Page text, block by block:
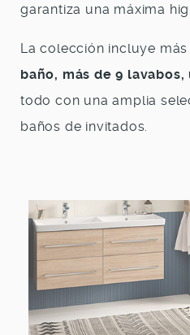
garantiza una máxima
La colección incluye
baño, más de 9
todo con una amplia
baños de invitados.